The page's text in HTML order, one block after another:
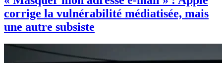
corrige la vulnérabilité médiatisée, mais
une autre subsiste